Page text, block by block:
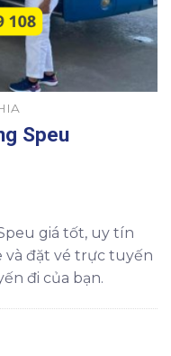
Speu
giá tốt, uy tín
và đặt vé trực tuyến
đi của bạn.